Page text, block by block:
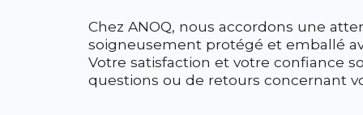
Chez ANOQ, nous accordons une
soigneusement protégé et emballé
Votre satisfaction et votre confiance
questions ou de retours concernant